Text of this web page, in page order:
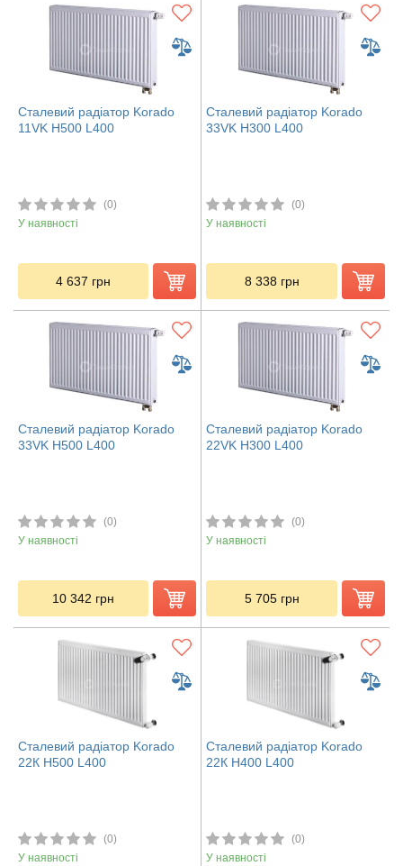
Сталевий радіатор Korado
11VK H500 L400
(0)
У наявності
4 637 грн
Сталевий радіатор Korado
33VK H300 L400
(0)
У наявності
8 338 грн
Сталевий радіатор Korado
33VK H500 L400
(0)
У наявності
10 342 грн
Сталевий радіатор Korado
22VK H300 L400
(0)
У наявності
5 705 грн
Сталевий радіатор Korado
22К H500 L400
(0)
У наявності
Сталевий радіатор Korado
22К H400 L400
(0)
У наявності